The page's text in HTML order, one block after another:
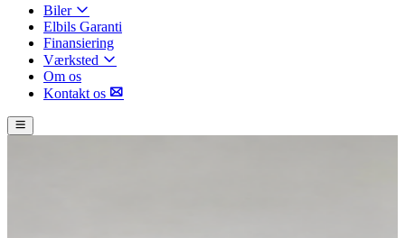
Biler
Elbils Garanti
Finansiering
Værksted
Om os
Kontakt os